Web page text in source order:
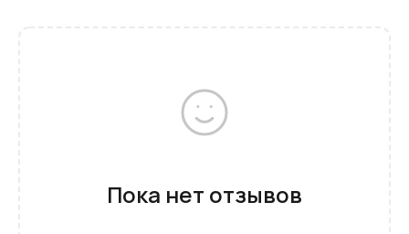
Пока нет отзывов